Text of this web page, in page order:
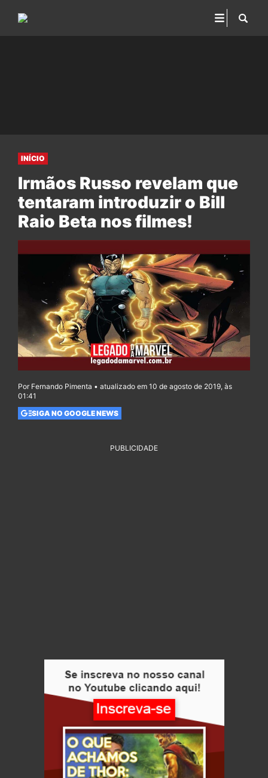
INÍCIO
Irmãos Russo revelam que
tentaram introduzir o Bill
Raio Beta nos filmes!
Por Fernando Pimenta • atualizado em 10 de agosto de 2019, às
01:41
SIGA NO GOOGLE NEWS
PUBLICIDADE